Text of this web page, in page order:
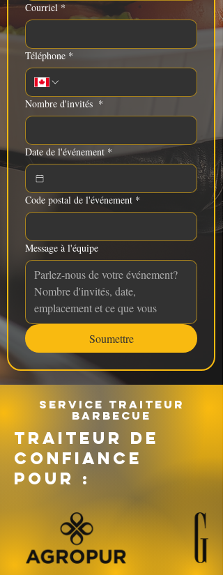
Courriel *
Téléphone *
Nombre d'invités *
Date de l'événement *
Code postal de l'événement *
Message à l'équipe
Soumettre
Service traiteur
barbecue
TRAITEUR DE
CONFIANCE
POUR :